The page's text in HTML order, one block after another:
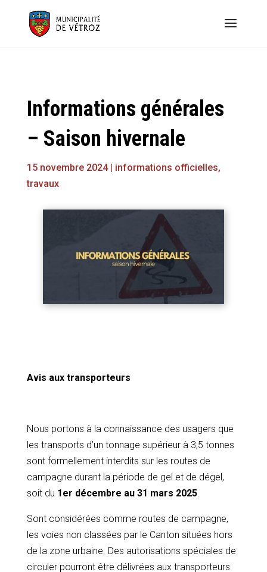
Informations générales
– Saison hivernale
15 novembre 2024| informations officielles,
travaux
Avis aux transporteurs
Nous portons à la connaissance des usagers que
les transports d’un tonnage supérieur à 3,5 tonnes
sont formellement interdits sur les routes de
campagne durant la période de gel et de dégel,
soit du 1er décembre au 31 mars 2025.
Sont considérées comme routes de campagne,
les voies non classées par le Canton situées hors
de la zone urbaine. Des autorisations spéciales de
circuler pourront être délivrées aux transporteurs